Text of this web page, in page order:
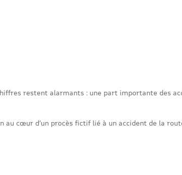
restent alarmants : une part importante des
au cœur d’un procès fictif lié à un accident de la